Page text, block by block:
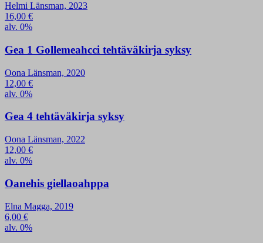
Helmi Länsman, 2023
16,00 €
alv. 0%
Gea 1 Gollemeahcci tehtäväkirja syksy
Oona Länsman, 2020
12,00 €
alv. 0%
Gea 4 tehtäväkirja syksy
Oona Länsman, 2022
12,00 €
alv. 0%
Oanehis giellaoahppa
Elna Magga, 2019
6,00 €
alv. 0%